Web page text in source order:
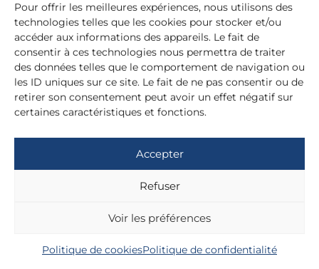
Pour offrir les meilleures expériences, nous utilisons des
technologies telles que les cookies pour stocker et/ou
accéder aux informations des appareils. Le fait de
consentir à ces technologies nous permettra de traiter
des données telles que le comportement de navigation ou
les ID uniques sur ce site. Le fait de ne pas consentir ou de
retirer son consentement peut avoir un effet négatif sur
certaines caractéristiques et fonctions.
Accepter
Refuser
Voir les préférences
Politique de cookiesPolitique de confidentialité